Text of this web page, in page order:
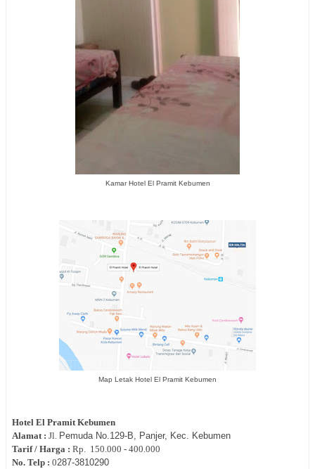
Kamar Hotel El Pramit Kebumen
Map Letak Hotel El Pramit Kebumen
Hotel El Pramit Kebumen
Alamat : Jl. Pemuda No.129-B, Panjer, Kec. Kebumen
Tarif / Harga : Rp. 150.000 - 400.000
No. Telp : 0287‐3810290